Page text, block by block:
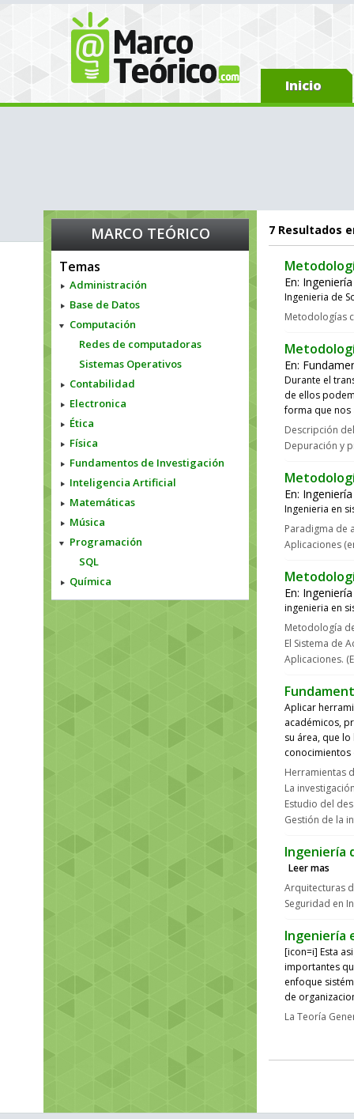
Inicio
MARCO TEÓRICO
Temas
Administración
Base de Datos
Computación
Redes de computadoras
Sistemas Operativos
Contabilidad
Electronica
Ética
Física
Fundamentos de Investigación
Inteligencia Artificial
Matemáticas
Música
Programación
SQL
Química
7 Resultados
En:
Ingenieria de
Metodologías
En:
Durante el
de ellos
forma que nos
Descripción
Depuración y
En:
Ingenieria en
Paradigma de
Aplicaciones
En:
ingenieria en
Metodología
El Sistema de
Aplicaciones.
Aplicar
académicos,
su área, que
Herramientas
La
Estudio del
Gestión de la
Ingeniería
Leer mas
Arquitecturas
Seguridad en
Ingeniería
[icon=i] Esta
importantes
enfoque
de
La Teoría